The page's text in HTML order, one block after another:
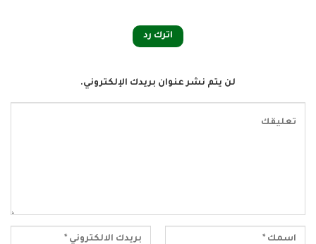
اترك رد
لن يتم نشر عنوان بريدك الإلكتروني.